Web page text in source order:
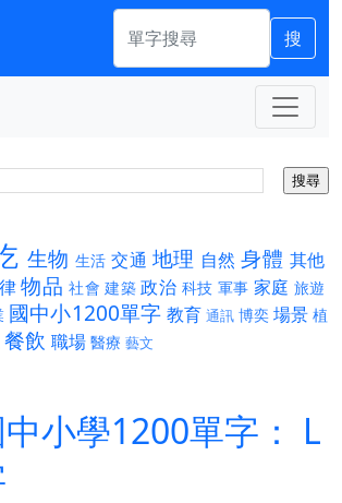
搜
生物 生活 交通 地理 自然 身體 其他
物品 社會 建築 政治 科技 軍事 家庭 旅遊
國中小1200單字 教育 通訊 博奕 場景 植
餐飲 職場 醫療 藝文
小學1200單字： L